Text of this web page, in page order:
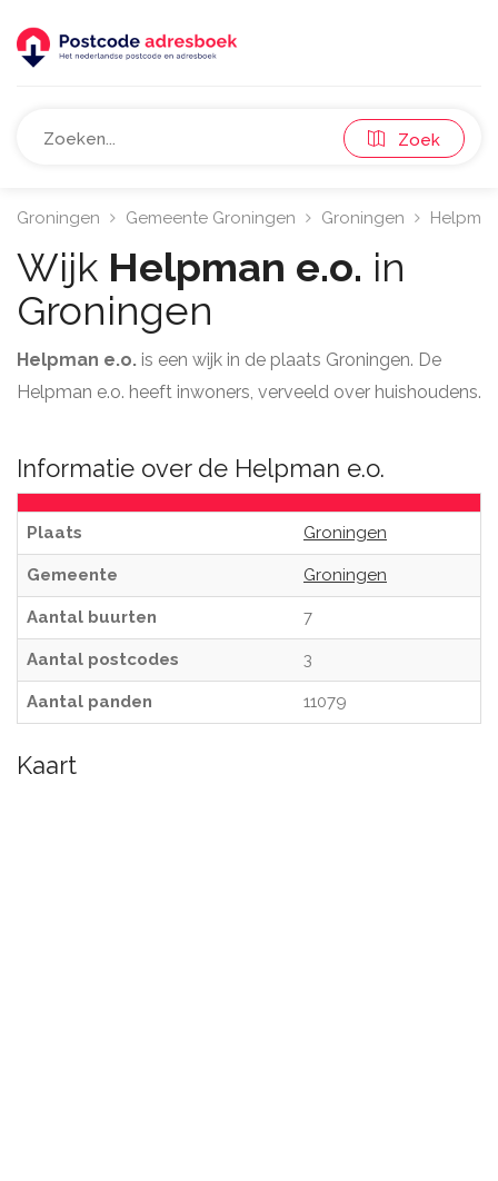
Zoek
Groningen Gemeente Groningen Groningen
Wijk Helpman e.o. in
Groningen
Helpman e.o. is een wijk in de plaats Groningen. De
Helpman e.o. heeft inwoners, verveeld over huishoudens.
Informatie over de Helpman e.o.
Plaats Groningen
Gemeente Groningen
Aantal buurten 7
Aantal postcodes 3
Aantal panden 11079
Kaart